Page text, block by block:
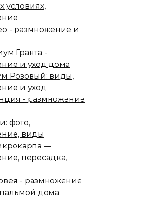
условиях,
- размножение и
Гранта -
и уход дома
Розовый: виды,
и уход
- размножение
фото,
виды
—
пересадка,
- размножение
пальмой дома